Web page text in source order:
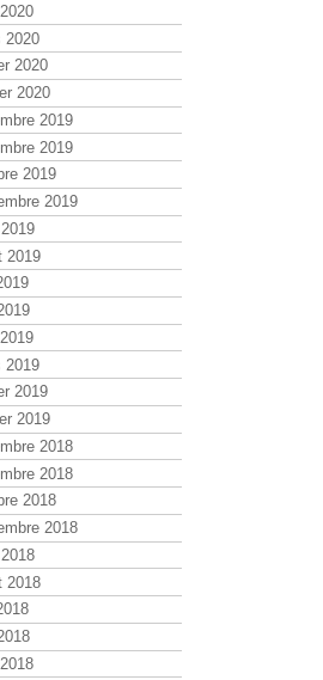
2020
2020
2020
2019
2019
2019
2019
2019
2019
2019
2019
2018
2018
2018
2018
2018